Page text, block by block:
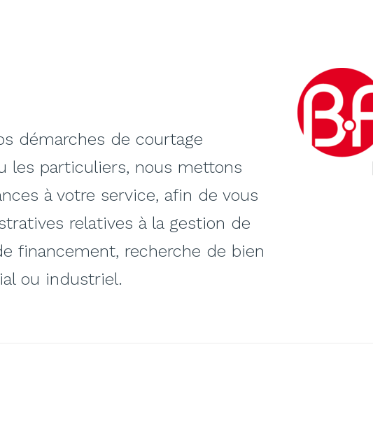
démarches de courtage
les particuliers, nous mettons
à votre service, afin de vous
relatives à la gestion de
financement, recherche de bien
ou industriel.